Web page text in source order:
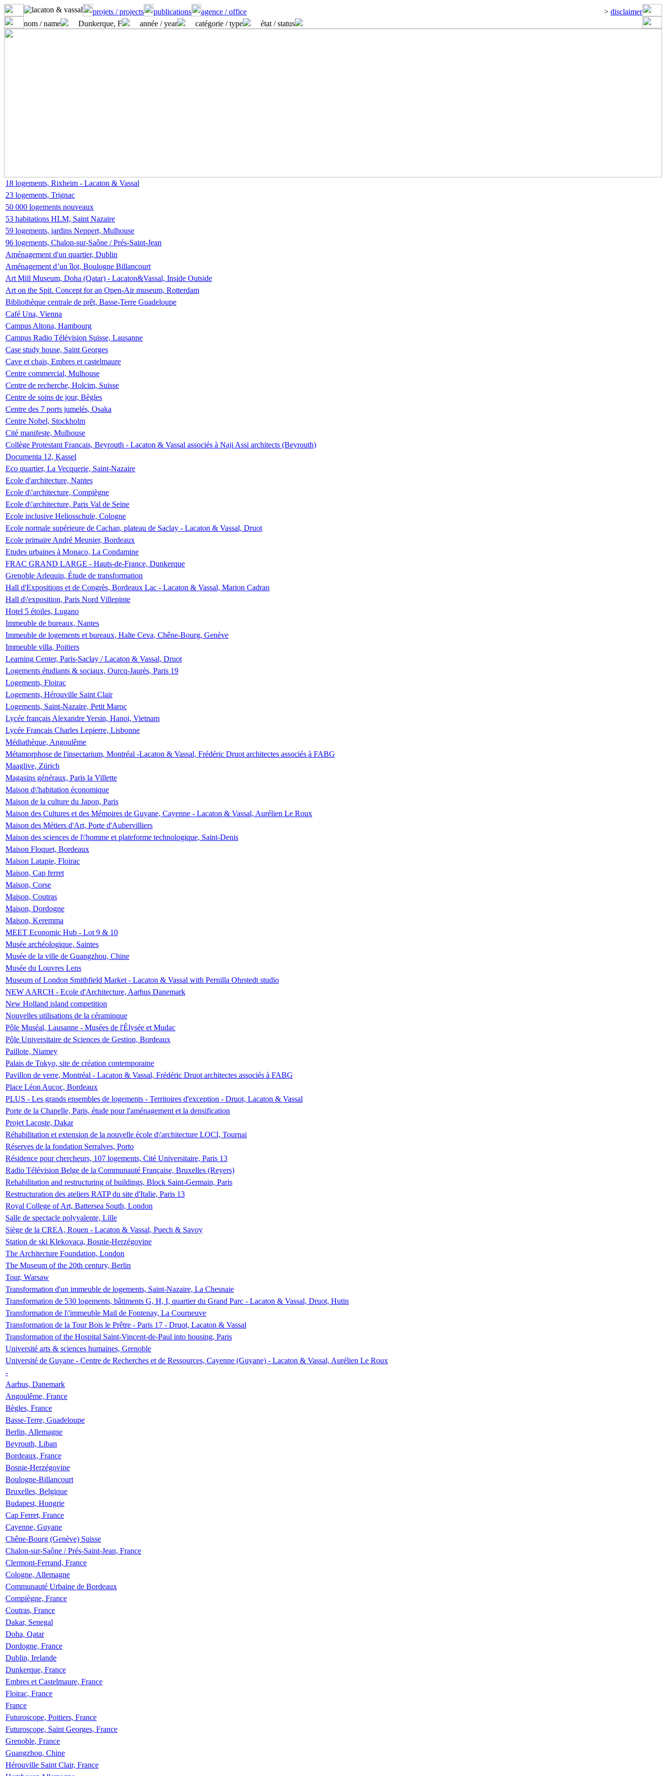
projets / projects publications agence / office > disclaimer
nom / name
Dunkerque, F année / year catégorie / type état / status
18 logements, Rixheim - Lacaton & Vassal
23 logements, Trignac
50 000 logements nouveaux
53 habitations HLM, Saint Nazaire
59 logements, jardins Neppert, Mulhouse
96 logements, Chalon-sur-Saône / Prés-Saint-Jean
Aménagement d'un quartier, Dublin
Aménagement d’un îlot, Boulogne Billancourt
Art Mill Museum, Doha (Qatar) - Lacaton&Vassal, Inside Outside
Art on the Spit. Concept for an Open-Air museum, Rotterdam
Bibliothèque centrale de prêt, Basse-Terre Guadeloupe
Café Una, Vienna
Campus Altona, Hambourg
Campus Radio Télévision Suisse, Lausanne
Case study house, Saint Georges
Cave et chais, Embres et castelmaure
Centre commercial, Mulhouse
Centre de recherche, Holcim, Suisse
Centre de soins de jour, Bègles
Centre des 7 ports jumelés, Osaka
Centre Nobel, Stockholm
Cité manifeste, Mulhouse
Collège Protestant Français, Beyrouth - Lacaton & Vassal associés à Naji Assi architects (Beyrouth)
Documenta 12, Kassel
Eco quartier, La Vecquerie, Saint-Nazaire
Ecole d'architecture, Nantes
Ecole d\'architecture, Compiègne
Ecole d\'architecture, Paris Val de Seine
Ecole inclusive Heliosschule, Cologne
Ecole normale supérieure de Cachan, plateau de Saclay - Lacaton & Vassal, Druot
Ecole primaire André Meunier, Bordeaux
Etudes urbaines à Monaco, La Condamine
FRAC GRAND LARGE - Hauts-de-France, Dunkerque
Grenoble Arlequin, Étude de transformation
Hall d'Expositions et de Congrès, Bordeaux Lac - Lacaton & Vassal, Marion Cadran
Hall d\'exposition, Paris Nord Villepinte
Hotel 5 étoiles, Lugano
Immeuble de bureaux, Nantes
Immeuble de logements et bureaux, Halte Ceva, Chêne-Bourg, Genève
Immeuble villa, Poitiers
Learning Center, Paris-Saclay / Lacaton & Vassal, Druot
Logements étudiants & sociaux, Ourcq-Jaurès, Paris 19
Logements, Floirac
Logements, Hérouville Saint Clair
Logements, Saint-Nazaire, Petit Maroc
Lycée français Alexandre Yersin, Hanoi, Vietnam
Lycée Français Charles Lepierre, Lisbonne
Médiathèque, Angoulême
Métamorphose de l'insectarium, Montréal -Lacaton & Vassal, Frédéric Druot architectes associés à FABG
Maaglive, Zürich
Magasins généraux, Paris la Villette
Maison d\'habitation économique
Maison de la culture du Japon, Paris
Maison des Cultures et des Mémoires de Guyane, Cayenne - Lacaton & Vassal, Aurélien Le Roux
Maison des Métiers d'Art, Porte d'Aubervilliers
Maison des sciences de l\'homme et plateforme technologique, Saint-Denis
Maison Floquet, Bordeaux
Maison Latapie, Floirac
Maison, Cap ferret
Maison, Corse
Maison, Coutras
Maison, Dordogne
Maison, Keremma
MEET Economic Hub - Lot 9 & 10
Musée archéologique, Saintes
Musée de la ville de Guangzhou, Chine
Musée du Louvres Lens
Museum of London Smithfield Market - Lacaton & Vassal with Pernilla Ohrstedt studio
NEW AARCH - Ecole d'Architecture, Aarhus Danemark
New Holland island competition
Nouvelles utilisations de la céraminque
Pôle Muséal, Lausanne - Musées de l'Élysée et Mudac
Pôle Universitaire de Sciences de Gestion, Bordeaux
Paillote, Niamey
Palais de Tokyo, site de création contemporaine
Pavillon de verre, Montréal - Lacaton & Vassal, Frédéric Druot architectes associés à FABG
Place Léon Aucoc, Bordeaux
PLUS - Les grands ensembles de logements - Territoires d'exception - Druot, Lacaton & Vassal
Porte de la Chapelle, Paris, étude pour l'aménagement et la densification
Projet Lacoste, Dakar
Réhabilitation et extension de la nouvelle école d\'architecture LOCI, Tournai
Réserves de la fondation Serralves, Porto
Résidence pour chercheurs, 107 logements, Cité Universitaire, Paris 13
Radio Télévision Belge de la Communauté Française, Bruxelles (Reyers)
Rehabilitation and restructuring of buildings, Block Saint-Germain, Paris
Restructuration des ateliers RATP du site d'Italie, Paris 13
Royal College of Art, Battersea South, London
Salle de spectacle polyvalente, Lille
Siège de la CREA, Rouen - Lacaton & Vassal, Puech & Savoy
Station de ski Klekovaca, Bosnie-Herzégovine
The Architecture Foundation, London
The Museum of the 20th century, Berlin
Tour, Warsaw
Transformation d'un immeuble de logements, Saint-Nazaire, La Chesnaie
Transformation de 530 logements, bâtiments G, H, I, quartier du Grand Parc - Lacaton & Vassal, Druot, Hutin
Transformation de l\'immeuble Mail de Fontenay, La Courneuve
Transformation de la Tour Bois le Prêtre - Paris 17 - Druot, Lacaton & Vassal
Transformation of the Hospital Saint-Vincent-de-Paul into housing, Paris
Université arts & sciences humaines, Grenoble
Université de Guyane - Centre de Recherches et de Ressources, Cayenne (Guyane) - Lacaton & Vassal, Aurélien Le Roux
-
Aarhus, Danemark
Angoulême, France
Bègles, France
Basse-Terre, Guadeloupe
Berlin, Allemagne
Beyrouth, Liban
Bordeaux, France
Bosnie-Herzégovine
Boulogne-Billancourt
Bruxelles, Belgique
Budapest, Hongrie
Cap Ferret, France
Cayenne, Guyane
Chêne-Bourg (Genève) Suisse
Chalon-sur-Saône / Prés-Saint-Jean, France
Clermont-Ferrand, France
Cologne, Allemagne
Communauté Urbaine de Bordeaux
Compiègne, France
Coutras, France
Dakar, Senegal
Doha, Qatar
Dordogne, France
Dublin, Irelande
Dunkerque, France
Embres et Castelmaure, France
Floirac, France
France
Futuroscope, Poitiers, France
Futuroscope, Saint Georges, France
Grenoble, France
Guangzhou, Chine
Hérouville Saint Clair, France